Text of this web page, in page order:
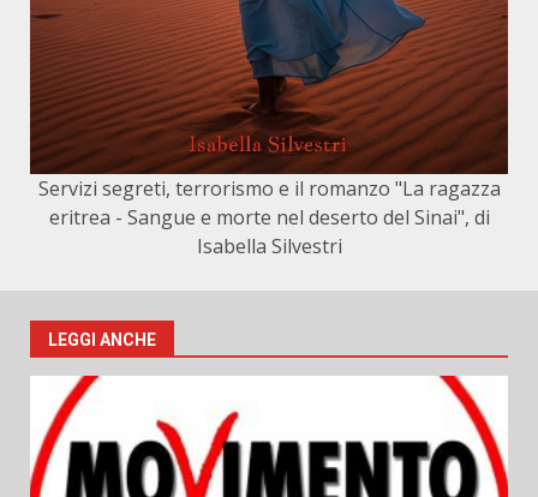
Servizi segreti, terrorismo e il romanzo "La ragazza
eritrea - Sangue e morte nel deserto del Sinai", di
Isabella Silvestri
LEGGI ANCHE